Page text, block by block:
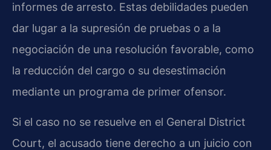
informes de arresto. Estas debilidades pueden
dar lugar a la supresión de pruebas o a la
negociación de una resolución favorable, como
la reducción del cargo o su desestimación
mediante un programa de primer ofensor.
Si el caso no se resuelve en el General District
Court, el acusado tiene derecho a un juicio con